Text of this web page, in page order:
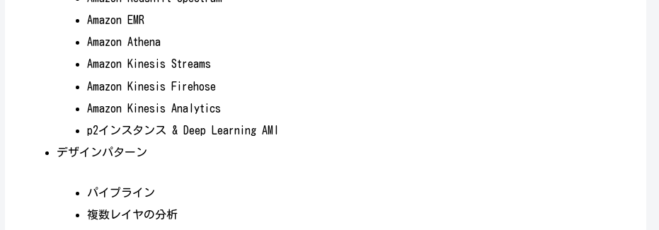
Amazon EMR
Amazon Athena
Amazon Kinesis Streams
Amazon Kinesis Firehose
Amazon Kinesis Analytics
p2インスタンス & Deep Learning AMI
デザインパターン
パイプライン
複数レイヤの分析